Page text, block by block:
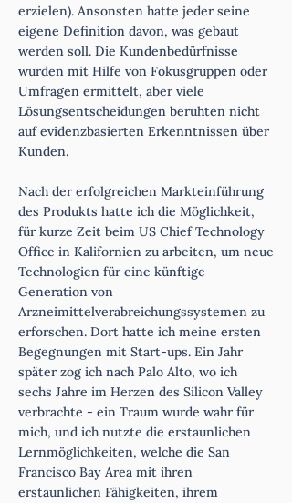
erzielen). Ansonsten hatte jeder seine
eigene Definition davon, was gebaut
werden soll. Die Kundenbedürfnisse
wurden mit Hilfe von Fokusgruppen oder
Umfragen ermittelt, aber viele
Lösungsentscheidungen beruhten nicht
auf evidenzbasierten Erkenntnissen über
Kunden.
Nach der erfolgreichen Markteinführung
des Produkts hatte ich die Möglichkeit,
für kurze Zeit beim US Chief Technology
Office in Kalifornien zu arbeiten, um neue
Technologien für eine künftige
Generation von
Arzneimittelverabreichungssystemen zu
erforschen. Dort hatte ich meine ersten
Begegnungen mit Start-ups. Ein Jahr
später zog ich nach Palo Alto, wo ich
sechs Jahre im Herzen des Silicon Valley
verbrachte - ein Traum wurde wahr für
mich, und ich nutzte die erstaunlichen
Lernmöglichkeiten, welche die San
Francisco Bay Area mit ihren
erstaunlichen Fähigkeiten, ihrem